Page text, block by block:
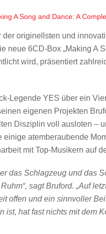
A Song and Dance: A
originellsten und
neue 6CD-Box „Making A
wird, präsentiert
Legende YES über ein
eigenen Projekten
Disziplin voll ausloten –
atemberaubende
mit Top-Musikern auf
das Schlagzeug und das
sagt Bruford. „Auf
offen und ein sinnvoller
ist, hat fast nichts mit dem